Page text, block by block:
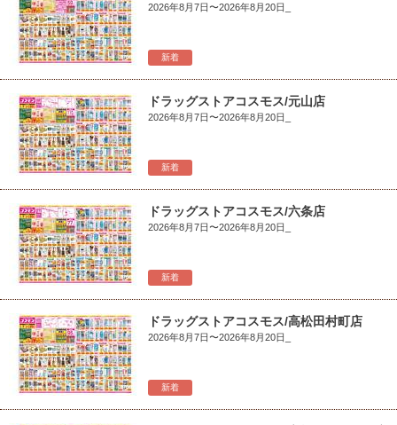
新着
2026年8月7日〜2026年8月20日_
新着
ドラッグストアコスモス/元山店
2026年8月7日〜2026年8月20日_
新着
ドラッグストアコスモス/六条店
2026年8月7日〜2026年8月20日_
新着
ドラッグストアコスモス/高松田村町店
2026年8月7日〜2026年8月20日_